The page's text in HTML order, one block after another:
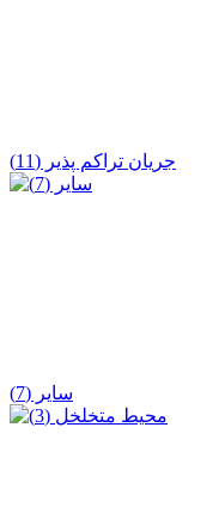
جریان تراکم‌ پذیر (11)
سایر (7)